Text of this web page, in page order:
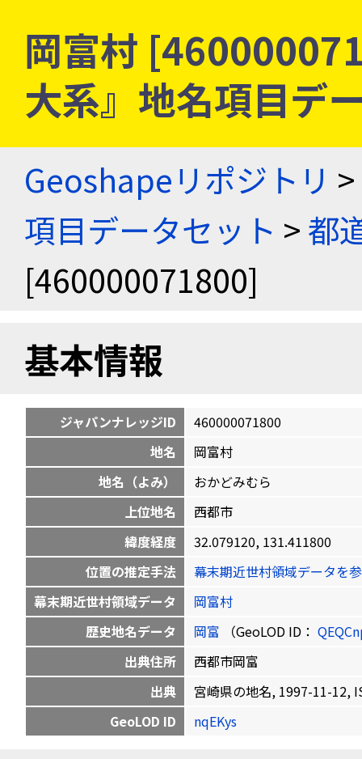
岡富村
大系』地名項目デ
Geoshapeリポジトリ >
項目データセット >都
[460000071800]
基本情報
ジャパンナレッジID
460000071800
地名
岡富村
地名（よみ）
おかどみむら
上位地名
西都市
緯度経度
32.079120, 131.411800
位置の推定手法
幕末期近世村領域データを
幕末期近世村領域データ
岡富村
歴史地名データ
岡富 （GeoLOD ID：
出典住所
西都市岡富
出典
宮崎県の地名, 1997-11-12,
GeoLOD ID
nqEKys